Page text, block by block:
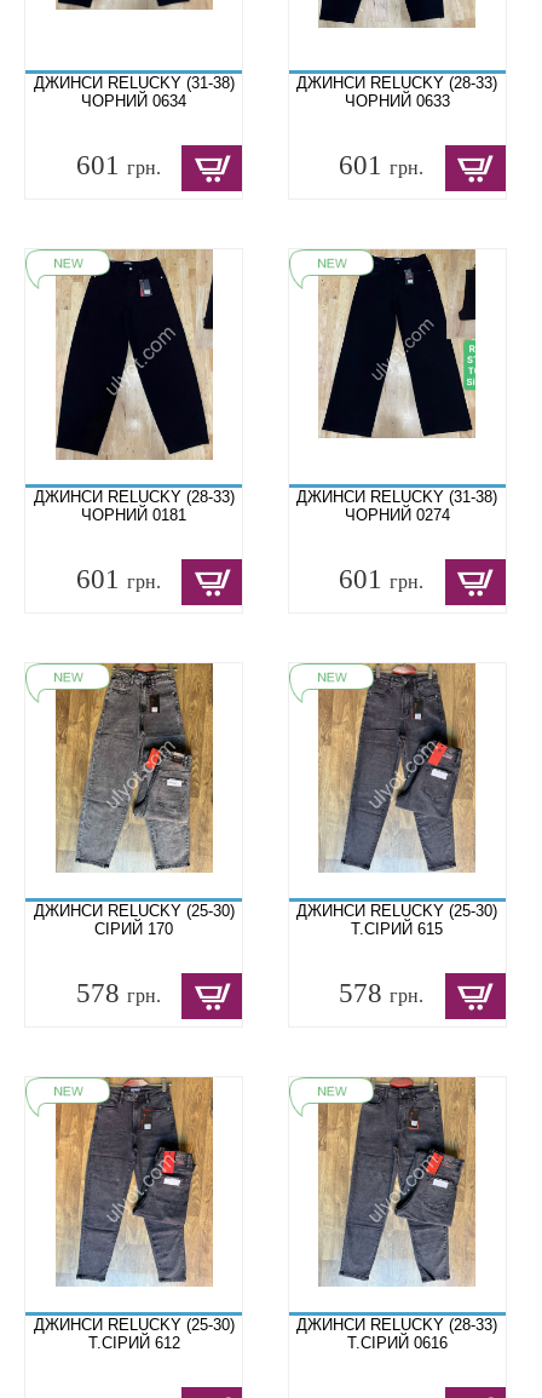
ДЖИНСИ RELUCKY (31-38)
ЧОРНИЙ 0634
601 грн.
ДЖИНСИ RELUCKY (28-33)
ЧОРНИЙ 0633
601грн.
ДЖИНСИ RELUCKY (28-33)
ЧОРНИЙ 0181
601 грн.
ДЖИНСИ RELUCKY (31-38)
ЧОРНИЙ 0274
601грн.
ДЖИНСИ RELUCKY (25-30)
СІРИЙ 170
578 грн.
ДЖИНСИ RELUCKY (25-30)
Т.СІРИЙ 615
578грн.
ДЖИНСИ RELUCKY (25-30)
Т.СІРИЙ 612
ДЖИНСИ RELUCKY (28-33)
Т.СІРИЙ 0616